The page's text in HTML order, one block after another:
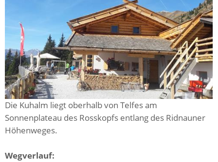
Die Kuhalm liegt oberhalb von Telfes am
Sonnenplateau des Rosskopfs entlang des Ridnauner
Höhenweges.
Wegverlauf: